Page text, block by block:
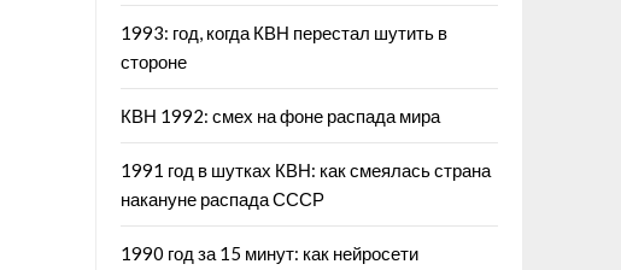
1993: год, когда КВН перестал шутить в
стороне
КВН 1992: смех на фоне распада мира
1991 год в шутках КВН: как смеялась страна
накануне распада СССР
1990 год за 15 минут: как нейросети